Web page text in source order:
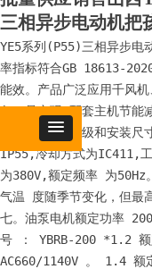
三相异步电动机把
YE5系列(P55)三相异步电
率指标符合GB 18613-
能效。产品广泛应用千风
备，是实现 配套主机节能
电动机 功率等级和安装尺
IP55,冷却方式为IC411,
为380V,额定频率 为50Hz
气温 度随季节变化，但最
七。油泵电机额定功率
号 ： YBRB-200 *1.2 额
AC660/1140V 。 1.4 额